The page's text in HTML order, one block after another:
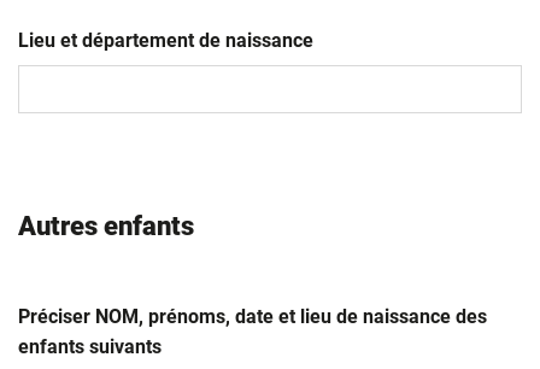
slash
MM
Lieu et département de naissance
Autres enfants
Préciser NOM, prénoms, date et lieu de naissance des
enfants suivants